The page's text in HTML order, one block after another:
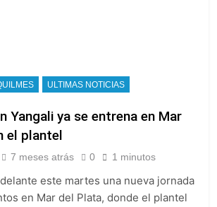
ULTIMAS NOTICIAS
Yangali ya se entrena en Mar
el plantel
7 meses atrás 0 1 minutos
este martes una nueva jornada
en Mar del Plata, donde el plantel